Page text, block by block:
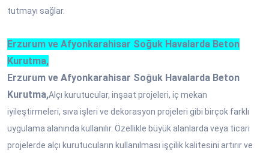
tutmayı sağlar.
Erzurum ve Afyonkarahisar Soğuk Havalarda Beton
Kurutma,
Erzurum ve Afyonkarahisar Soğuk Havalarda Beton
Kurutma,Alçı kurutucular, inşaat projeleri, iç mekan
iyileştirmeleri, sıva işleri ve dekorasyon projeleri gibi birçok farklı
uygulama alanında kullanılır. Özellikle büyük alanlarda veya ticari
projelerde alçı kurutucuların kullanılması işçilik kalitesini artırır ve